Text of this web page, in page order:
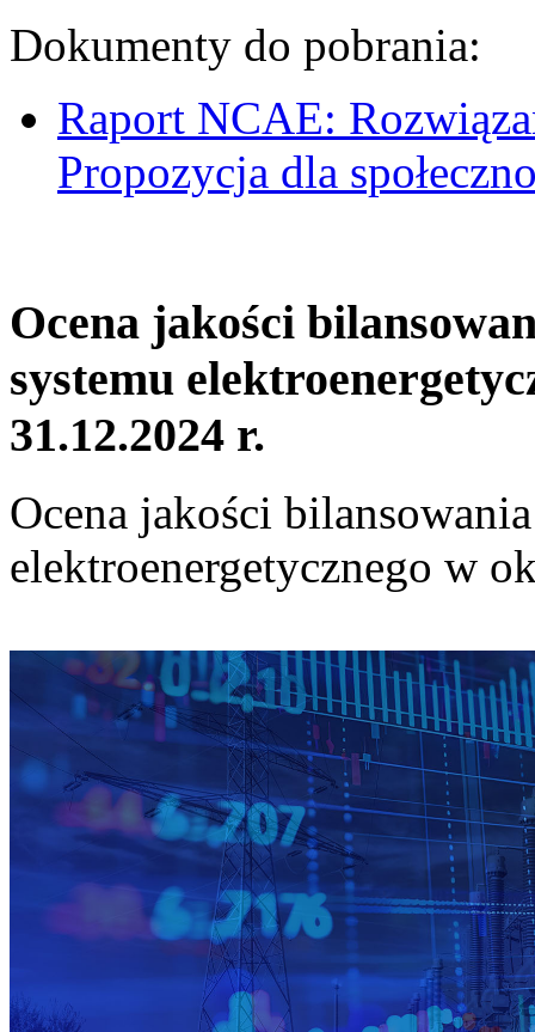
Dokumenty do pobrania:
Raport NCAE:
Propozycja dla
Ocena jakości
systemu
31.12.2024 r.
Ocena jakości
elektroenergetycznego w